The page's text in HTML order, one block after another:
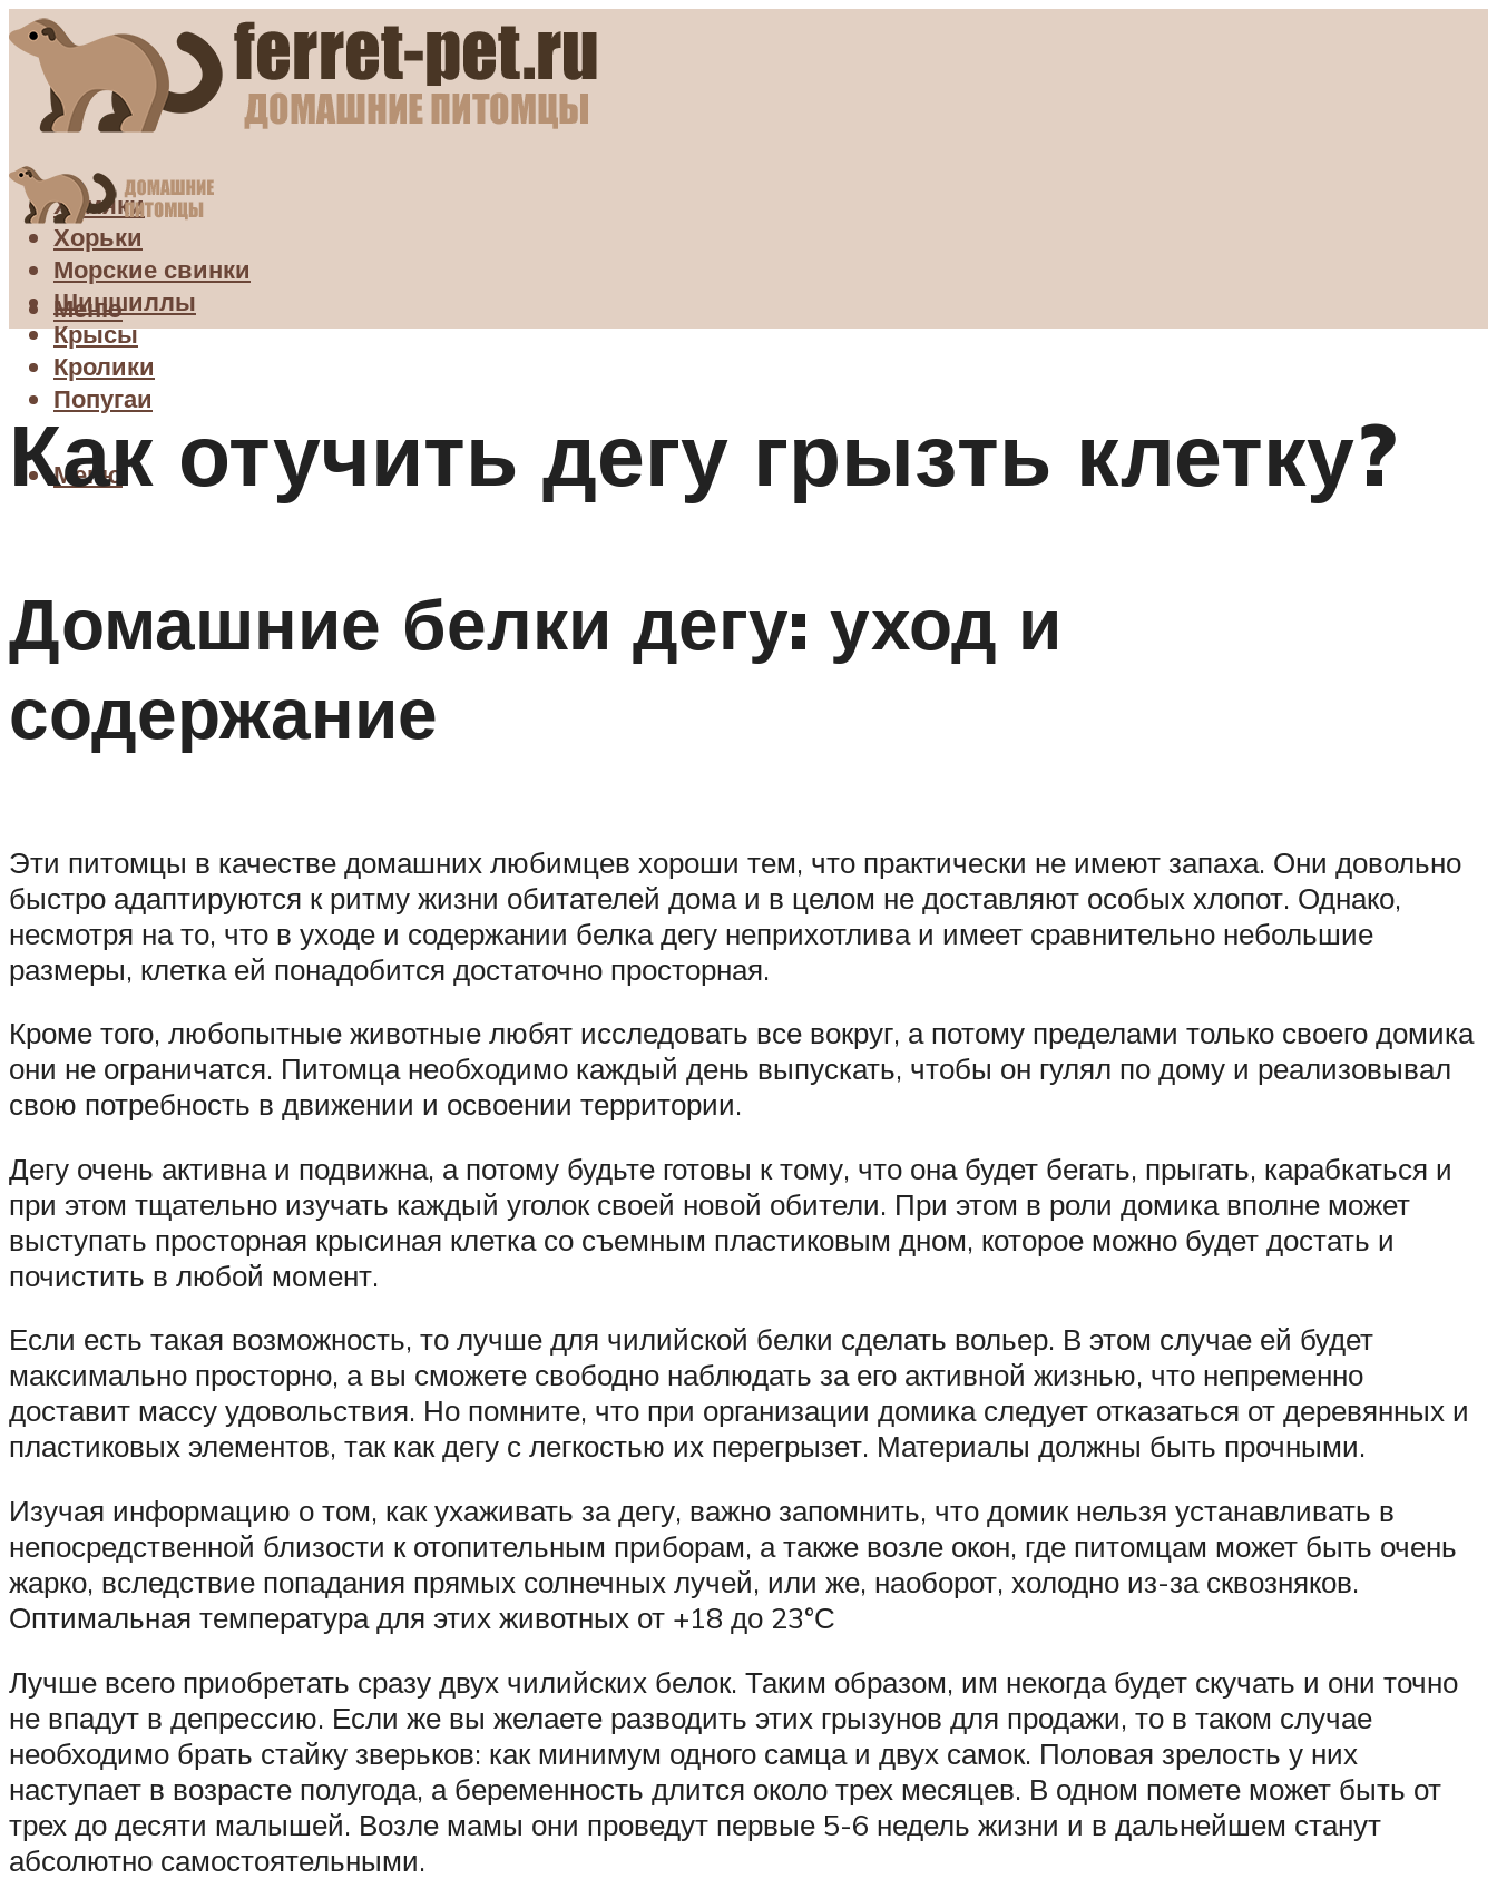
Хомяки
Хорьки
Морские свинки
Шиншиллы
Крысы
Кролики
Попугаи
Меню
Меню
Как отучить дегу грызть клетку?
Домашние белки дегу: уход и
содержание
Эти питомцы в качестве домашних любимцев хороши тем, что практически не имеют запаха. Они довольно
быстро адаптируются к ритму жизни обитателей дома и в целом не доставляют особых хлопот. Однако,
несмотря на то, что в уходе и содержании белка дегу неприхотлива и имеет сравнительно небольшие
размеры, клетка ей понадобится достаточно просторная.
Кроме того, любопытные животные любят исследовать все вокруг, а потому пределами только своего домика
они не ограничатся. Питомца необходимо каждый день выпускать, чтобы он гулял по дому и реализовывал
свою потребность в движении и освоении территории.
Дегу очень активна и подвижна, а потому будьте готовы к тому, что она будет бегать, прыгать, карабкаться и
при этом тщательно изучать каждый уголок своей новой обители. При этом в роли домика вполне может
выступать просторная крысиная клетка со съемным пластиковым дном, которое можно будет достать и
почистить в любой момент.
Если есть такая возможность, то лучше для чилийской белки сделать вольер. В этом случае ей будет
максимально просторно, а вы сможете свободно наблюдать за его активной жизнью, что непременно
доставит массу удовольствия. Но помните, что при организации домика следует отказаться от деревянных и
пластиковых элементов, так как дегу с легкостью их перегрызет. Материалы должны быть прочными.
Изучая информацию о том, как ухаживать за дегу, важно запомнить, что домик нельзя устанавливать в
непосредственной близости к отопительным приборам, а также возле окон, где питомцам может быть очень
жарко, вследствие попадания прямых солнечных лучей, или же, наоборот, холодно из-за сквозняков.
Оптимальная температура для этих животных от +18 до 23°С
Лучше всего приобретать сразу двух чилийских белок. Таким образом, им некогда будет скучать и они точно
не впадут в депрессию. Если же вы желаете разводить этих грызунов для продажи, то в таком случае
необходимо брать стайку зверьков: как минимум одного самца и двух самок. Половая зрелость у них
наступает в возрасте полугода, а беременность длится около трех месяцев. В одном помете может быть от
трех до десяти малышей. Возле мамы они проведут первые 5-6 недель жизни и в дальнейшем станут
абсолютно самостоятельными.